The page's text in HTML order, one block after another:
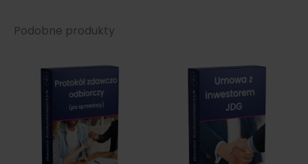
Podobne produkty